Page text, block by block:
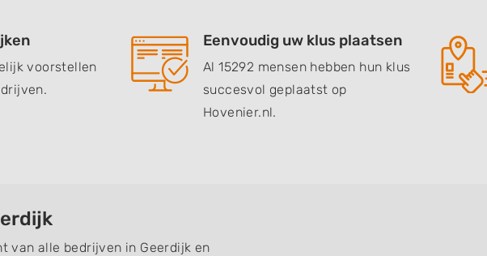
voorstellen
Eenvoudig uw klus plaatsen
Al 15292 mensen hebben hun klus
succesvol geplaatst op
Hovenier.nl.
van alle bedrijven in Geerdijk en